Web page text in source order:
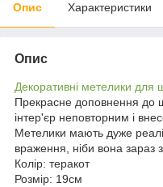
Опис Характеристики
Опис
Декоративні метелики для
Прекрасне доповнення до
інтер'єр неповторним і
Метелики мають дуже
враження, ніби вона зараз
Колір: теракот
Розмір: 19см